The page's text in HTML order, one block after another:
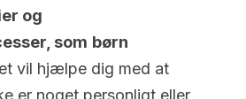
og
som børn
vil hjælpe dig med at
er noget personligt eller